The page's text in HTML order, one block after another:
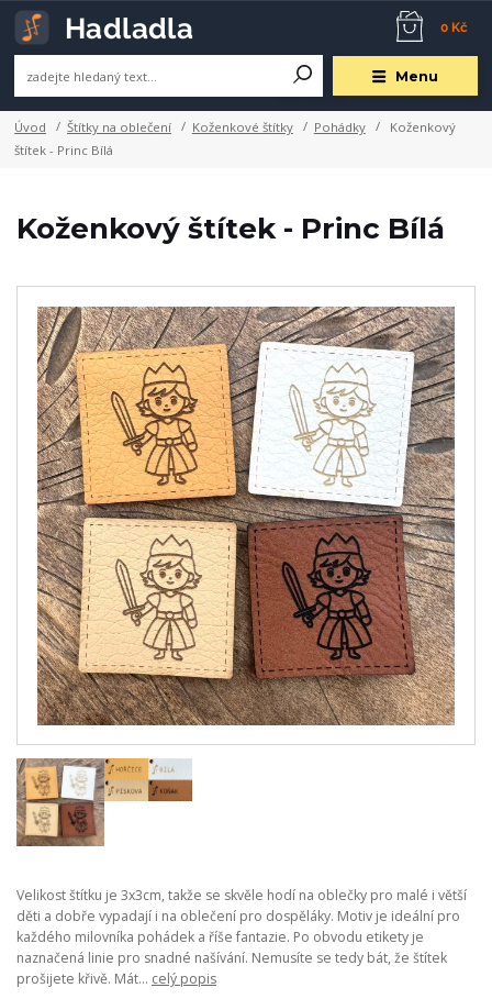
Menu
0 Kč
Úvod Štítky na oblečení Koženkové štítky Pohádky
Koženkový
štítek - Princ Bílá
Koženkový štítek - Princ Bílá
Velikost štítku je 3x3cm, takže se skvěle hodí na oblečky pro malé i větší
děti a dobře vypadají i na oblečení pro dospěláky. Motiv je ideální pro
každého milovníka pohádek a říše fantazie. Po obvodu etikety je
naznačená linie pro snadné našívání. Nemusíte se tedy bát, že štítek
prošijete křivě. Mát... celý popis